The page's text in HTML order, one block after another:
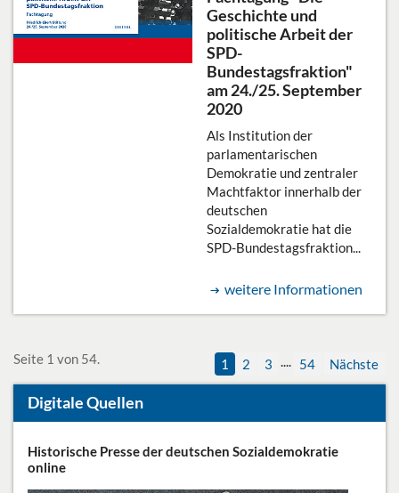
Geschichte und
politische Arbeit der
SPD-
Bundestagsfraktion"
am 24./25. September
2020
Als Institution der
parlamentarischen
Demokratie und zentraler
Machtfaktor innerhalb der
deutschen
Sozialdemokratie hat die
SPD-Bundestagsfraktion...
weitere Informationen
Seite 1 von 54. 1 2 3 .... 54 Nächste
Digitale Quellen
Historische Presse der deutschen Sozialdemokratie
online